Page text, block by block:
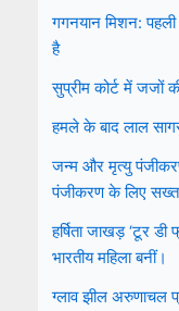
गगनयान मिशन:
है
सुप्रीम कोर्ट में जजों
हमले के बाद लाल
जन्म और मृत्यु
पंजीकरण के लिए
हर्षिता जाखड़ ‘टूर
भारतीय महिला बनीं।
ग्लाव झील अरुणाचल